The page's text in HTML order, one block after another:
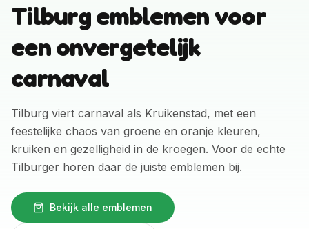
Tilburg emblemen voor
een onvergetelijk
carnaval
Tilburg viert carnaval als Kruikenstad, met een
feestelijke chaos van groene en oranje kleuren,
kruiken en gezelligheid in de kroegen. Voor de echte
Tilburger horen daar de juiste emblemen bij.
Bekijk alle emblemen